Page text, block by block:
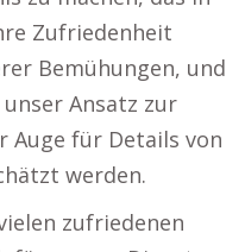
Zufriedenheit
Bemühungen, und
Ansatz zur
Auge für Details von
werden.
zufriedenen